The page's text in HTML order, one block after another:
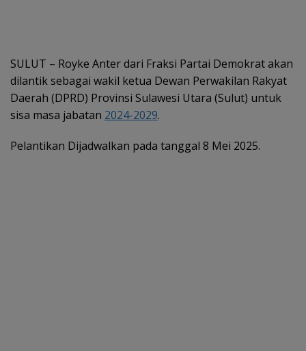
SULUT – Royke Anter dari Fraksi Partai Demokrat akan
dilantik sebagai wakil ketua Dewan Perwakilan Rakyat
Daerah (DPRD) Provinsi Sulawesi Utara (Sulut) untuk
sisa masa jabatan 2024-2029.
Pelantikan Dijadwalkan pada tanggal 8 Mei 2025.